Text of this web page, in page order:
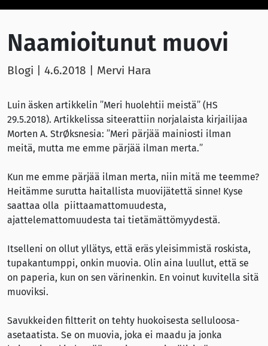
Naamioitunut muovi
Blogi | 4.6.2018 | Mervi Hara
Luin äsken artikkelin ”Meri huolehtii meistä” (HS
29.5.2018). Artikkelissa siteerattiin norjalaista kirjailijaa
Morten A. StrØksnesia: ”Meri pärjää mainiosti ilman
meitä, mutta me emme pärjää ilman merta.”
Kun me emme pärjää ilman merta, niin mitä me teemme?
Heitämme surutta haitallista muovijätettä sinne! Kyse
saattaa olla piittaamattomuudesta,
ajattelemattomuudesta tai tietämättömyydestä.
Itselleni on ollut yllätys, että eräs yleisimmistä roskista,
tupakantumppi, onkin muovia. Olin aina luullut, että se
on paperia, kun on sen värinenkin. En voinut kuvitella sitä
muoviksi.
Savukkeiden filtterit on tehty huokoisesta selluloosa-
asetaatista. Se on muovia, joka ei maadu ja jonka